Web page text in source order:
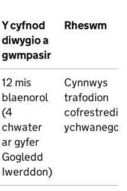
Y cyfnod
diwygio a
gwmpasir
Rheswm
12 mis
blaenorol
(4
chwater
ar gyfer
Gogledd
Iwerddon)
Cynnwys
trafodion
cofrestredig
ychwanegol